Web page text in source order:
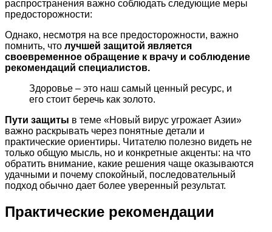
распространения важно соблюдать следующие меры
предосторожности:
Однако, несмотря на все предосторожности, важно
помнить, что лучшей защитой является
своевременное обращение к врачу и соблюдение
рекомендаций специалистов.
Здоровье – это наш самый ценный ресурс, и
его стоит беречь как золото.
Пути защиты в теме «Новый вирус угрожает Азии»
важно раскрывать через понятные детали и
практические ориентиры. Читателю полезно видеть не
только общую мысль, но и конкретные акценты: на что
обратить внимание, какие решения чаще оказываются
удачными и почему спокойный, последовательный
подход обычно дает более уверенный результат.
Практические рекомендации